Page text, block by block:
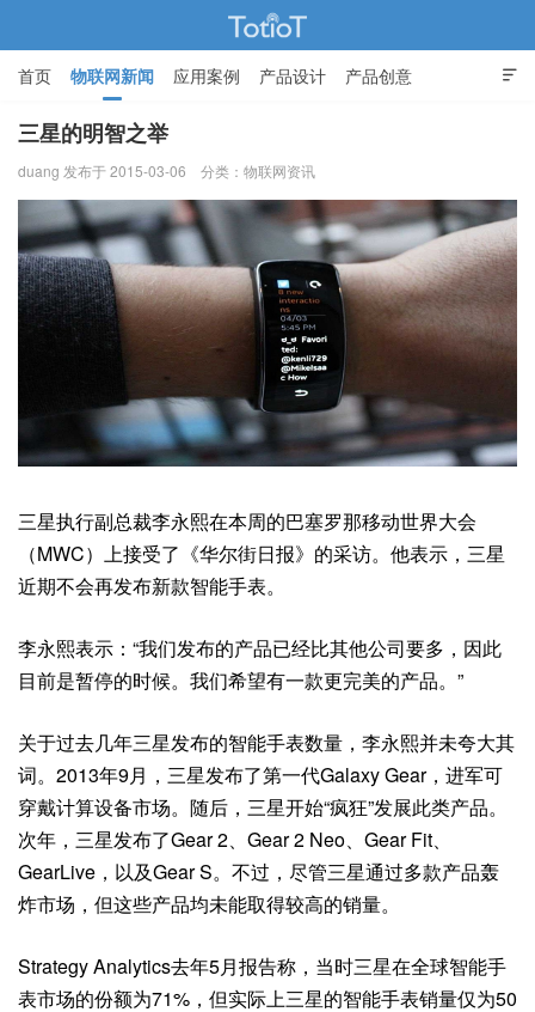
物联网的那些事 - Totiot

首页 物联网新闻 应用案例 产品设计 产品创意
智能家居
三星的明智之举
duang 发布于 2015-03-06 分类： 物联网资讯
三星执行副总裁李永熙在本周的巴塞罗那移动世界大会
（MWC）上接受了《华尔街日报》的采访。他表示，三星
近期不会再发布新款智能手表。
李永熙表示：“我们发布的产品已经比其他公司要多，因此
目前是暂停的时候。我们希望有一款更完美的产品。”
关于过去几年三星发布的智能手表数量，李永熙并未夸大其
词。2013年9月，三星发布了第一代Galaxy Gear，进军可
穿戴计算设备市场。随后，三星开始“疯狂”发展此类产品。
次年，三星发布了Gear 2、Gear 2 Neo、Gear Fit、
GearLive，以及Gear S。不过，尽管三星通过多款产品轰
炸市场，但这些产品均未能取得较高的销量。
Strategy Analytics去年5月报告称，当时三星在全球智能手
表市场的份额为71%，但实际上三星的智能手表销量仅为50